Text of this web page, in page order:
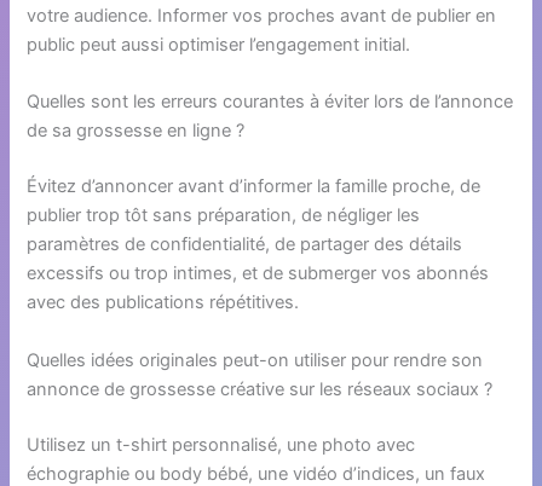
votre audience. Informer vos proches avant de publier en
public peut aussi optimiser l’engagement initial.
Quelles sont les erreurs courantes à éviter lors de l’annonce
de sa grossesse en ligne ?
Évitez d’annoncer avant d’informer la famille proche, de
publier trop tôt sans préparation, de négliger les
paramètres de confidentialité, de partager des détails
excessifs ou trop intimes, et de submerger vos abonnés
avec des publications répétitives.
Quelles idées originales peut-on utiliser pour rendre son
annonce de grossesse créative sur les réseaux sociaux ?
Utilisez un t-shirt personnalisé, une photo avec
échographie ou body bébé, une vidéo d’indices, un faux